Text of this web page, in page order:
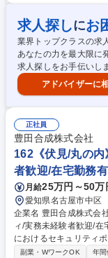
投稿画像の作成やライ
※どうすればWeb集客
エリアの飲食店様の予
しているかなどを分析
す。 募集職種 【WEB集客プランナー/名古屋】フルリモート可能/「楽天ぐ
るなび」を運営
求人探しにお
業界トップクラスの求
あなたの力を最大限に
求人探しをお手伝いし
アドバイザーに
正社員
豊田合成株式会社
162《伏見/丸の
者歓迎/在宅勤務
月給25万円～50万
愛知県名古屋市中区
企業名 豊田合成株式会社 求人名 162《伏見/丸の内》サイバーセキュ
ィ/実務未経験者歓迎/在宅勤務有 仕事の内容 豊田合
におけるセキュリティ
す。部内は4割ほどが
副業・WワークOK 年